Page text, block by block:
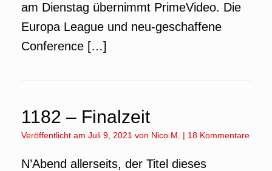
am Dienstag übernimmt PrimeVideo. Die
Europa League und neu-geschaffene
Conference […]
1182 – Finalzeit
Veröffentlicht am Juli 9, 2021 von Nico M. | 18 Kommentare
N’Abend allerseits, der Titel dieses